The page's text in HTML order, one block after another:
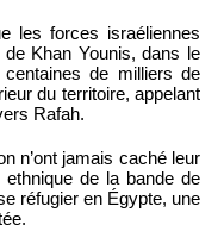
les forces israéliennes
Khan Younis, dans le
de milliers de
du territoire, appelant
Rafah.
n’ont jamais caché leur
de la bande de
réfugier en Égypte, une